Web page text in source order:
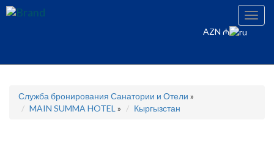
AZN ₼
Служба бронирования Санатории и Отели »
MAIN SUMMA HOTEL » Кыргызстан